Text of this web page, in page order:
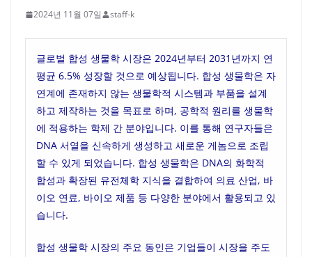
2024년 11월 07일 staff-k
글로벌 합성 생물학 시장은 2024년부터 2031년까지 연
평균 6.5% 성장할 것으로 예상됩니다. 합성 생물학은 자
연계에 존재하지 않는 생물학적 시스템과 부품을 설계
하고 제작하는 것을 목표로 하며, 공학적 원리를 생물학
에 적용하는 학제 간 분야입니다. 이를 통해 연구자들은
DNA 서열을 신속하게 생성하고 새로운 게놈으로 조립
할 수 있게 되었습니다. 합성 생물학은 DNA의 화학적
합성과 확장된 유전체학 지식을 결합하여 의료 산업, 바
이오 연료, 바이오 제품 등 다양한 분야에서 활용되고 있
습니다.
합성 생물학 시장의 주요 동인은 기업들이 시장을 주도